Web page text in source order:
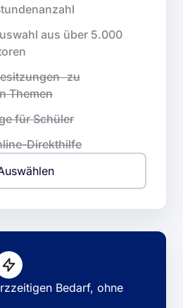
aus über 5.000
zu
Themen
für Schüler
Direkthilfe
Bedarf, ohne